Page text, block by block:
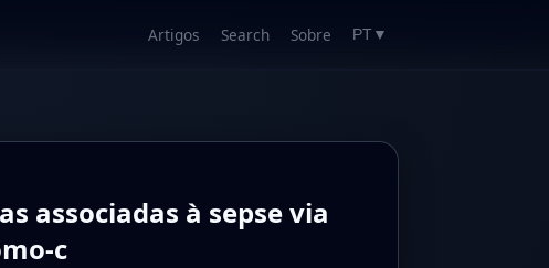
Artigos Search Sobre PT ▼
associadas à sepse via
c